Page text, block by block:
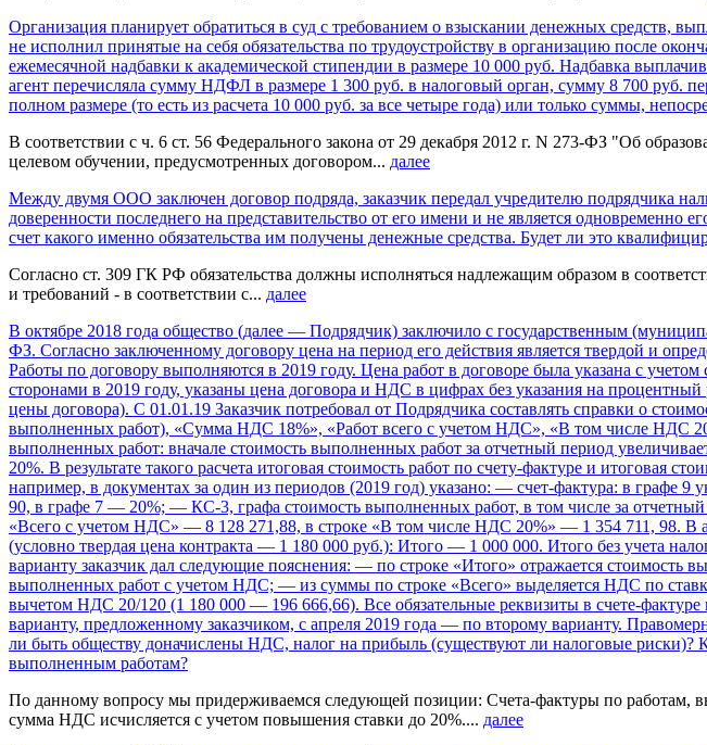
Организация планирует обратиться в суд с требованием о взыскании денежных средств,
не исполнил принятые на себя обязательства по трудоустройству в организацию после
ежемесячной надбавки к академической стипендии в размере 10 000 руб. Надбавка
агент перечисляла сумму НДФЛ в размере 1 300 руб. в налоговый орган, сумму 8 700 руб.
полном размере (то есть из расчета 10 000 руб. за все четыре года) или только суммы,
В соответствии с ч. 6 ст. 56 Федерального закона от 29 декабря 2012 г. N 273-ФЗ "Об
целевом обучении, предусмотренных договором... далее
Между двумя ООО заключен договор подряда, заказчик передал учредителю подрядчика
доверенности последнего на представительство от его имени и не является одновременно
счет какого именно обязательства им получены денежные средства. Будет ли это
Согласно ст. 309 ГК РФ обязательства должны исполняться надлежащим образом в
и требований - в соответствии с... далее
В октябре 2018 года общество (далее — Подрядчик) заключило с государственным
ФЗ. Согласно заключенному договору цена на период его действия является твердой и
Работы по договору выполняются в 2019 году. Цена работ в договоре была указана с
сторонами в 2019 году, указаны цена договора и НДС в цифрах без указания на
цены договора). С 01.01.19 Заказчик потребовал от Подрядчика составлять справки о
выполненных работ), «Сумма НДС 18%», «Работ всего с учетом НДС», «В том числе НДС
выполненных работ: вначале стоимость выполненных работ за отчетный период
20%. В результате такого расчета итоговая стоимость работ по счету-фактуре и итоговая
например, в документах за один из периодов (2019 год) указано: — счет-фактура: в графе
90, в графе 7 — 20%; — КС-3, графа стоимость выполненных работ, в том числе за
«Всего с учетом НДС» — 8 128 271,88, в строке «В том числе НДС 20%» — 1 354 711, 98. В
(условно твердая цена контракта — 1 180 000 руб.): Итого — 1 000 000. Итого без учета
варианту заказчик дал следующие пояснения: — по строке «Итого» отражается
выполненных работ с учетом НДС; — из суммы по строке «Всего» выделяется НДС по
вычетом НДС 20/120 (1 180 000 — 196 666,66). Все обязательные реквизиты в счете-
варианту, предложенному заказчиком, с апреля 2019 года — по второму варианту.
ли быть обществу доначислены НДС, налог на прибыль (существуют ли налоговые риски)?
выполненным работам?
По данному вопросу мы придерживаемся следующей позиции: Счета-фактуры по работам,
сумма НДС исчисляется с учетом повышения ставки до 20%.... далее